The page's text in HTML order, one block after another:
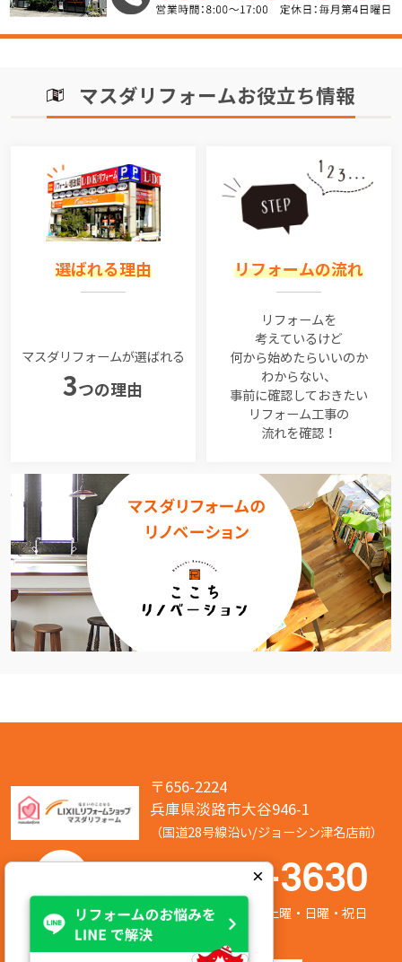
マスダリフォームお役立ち情報
選ばれる理由
マスダリフォームが選ばれる
3つの理由
リフォームの流れ
リフォームを
考えているけど
何から始めたらいいのか
わからない、
事前に確認しておきたい
リフォーム工事の
流れを確認！
〒656-2224
兵庫県淡路市大谷946-1
（国道28号線沿い/ジョーシン津名店前）
050-7586-3630
営業時間:8:00～17:00 定休日:第2/第4土曜・日曜・祝日
×